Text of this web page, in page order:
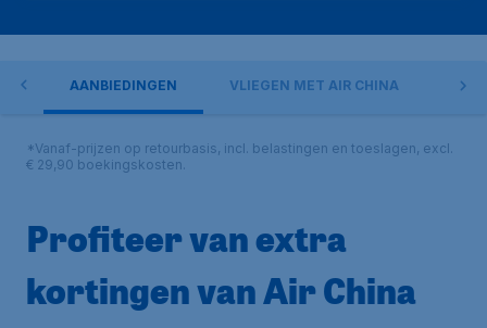
AANBIEDINGEN VLIEGEN MET AIR CHINA
*Vanaf-prijzen op retourbasis, incl. belastingen en toeslagen, excl.
€ 29,90 boekingskosten.
Profiteer van extra
kortingen van Air China